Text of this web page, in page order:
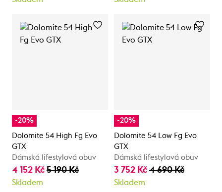
-20%
Dolomite 54 High Fg Evo
GTX
Dámská lifestylová obuv
4 152 Kč 5 190 Kč
Skladem
-20%
Dolomite 54 Low Fg Evo
GTX
Dámská lifestylová obuv
3 752 Kč 4 690 Kč
Skladem